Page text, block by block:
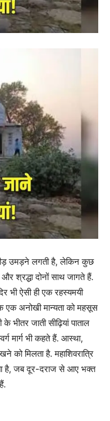
उमड़ने लगती है, लेकिन कुछ
श्रद्धा दोनों साथ जागते हैं.
भी ऐसी ही एक रहस्यमयी
एक अनोखी मान्यता को महसूस
जाती सीढ़ियां पाताल
मार्ग भी कहते हैं. आस्था,
को मिलता है. महाशिवरात्रि
है, जब दूर-दराज से आए भक्त